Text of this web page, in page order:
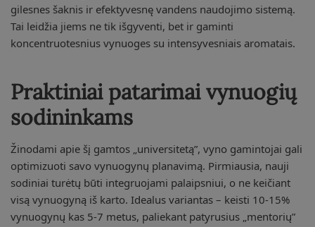
gilesnes šaknis ir efektyvesnę vandens naudojimo sistemą.
Tai leidžia jiems ne tik išgyventi, bet ir gaminti
koncentruotesnius vynuoges su intensyvesniais aromatais.
Praktiniai patarimai vynuogių
sodininkams
Žinodami apie šį gamtos „universitetą”, vyno gamintojai gali
optimizuoti savo vynuogynų planavimą. Pirmiausia, nauji
sodiniai turėtų būti integruojami palaipsniui, o ne keičiant
visą vynuogyną iš karto. Idealus variantas – keisti 10-15%
vynuogynų kas 5-7 metus, paliekant patyrusius „mentorių”